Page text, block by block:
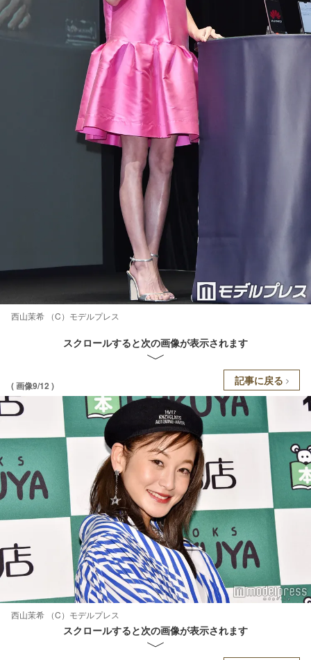
西山茉希 （C）モデルプレス
スクロールすると次の画像が表示されます
( 画像9/12 ) 記事に戻る
西山茉希 （C）モデルプレス
スクロールすると次の画像が表示されます